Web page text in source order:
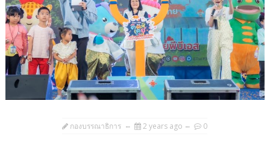
กองบรรณาธิการ 2 years ago 0